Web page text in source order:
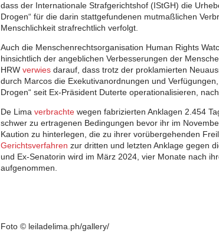
dass der Internationale Strafgerichtshof (IStGH) die
Drogen“ für die darin stattgefundenen mutmaßlichen
Menschlichkeit strafrechtlich verfolgt.
Auch die Menschenrechtsorganisation Human Rights
hinsichtlich der angeblichen Verbesserungen der
HRW verwies darauf, dass trotz der proklamierten
durch Marcos die Exekutivanordnungen und
Drogen“ seit Ex-Präsident Duterte operationalisieren,
De Lima verbrachte wegen fabrizierten Anklagen 2.454
schwer zu ertragenen Bedingungen bevor ihr im
Kaution zu hinterlegen, die zu ihrer vorübergehenden
Gerichtsverfahren zur dritten und letzten Anklage gegen
und Ex-Senatorin wird im März 2024, vier Monate nach
aufgenommen.
Foto © leiladelima.ph/gallery/